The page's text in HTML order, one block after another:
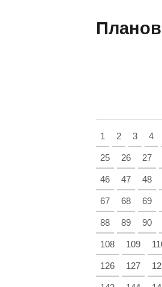
1 2 3 4
25 26 27
46 47 48
67 68 69
88 89 90
108 109
126 127